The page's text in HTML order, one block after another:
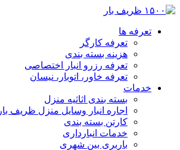
تعرفه ها
تعرفه کارگر
هزینه بسته بندی
تعرفه رزرو انبار اختصاصی
تعرفه خاور، اتوبار، نیسان
خدمات
بسته بندی اثاثیه منزل
اجاره انبار وسایل منزل ظریف بار
کارتن بسته بندی
خدمات انبارداری
باربری بین شهری